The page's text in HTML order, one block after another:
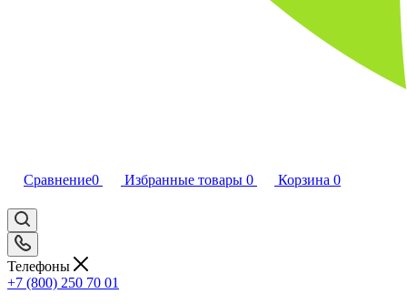
Сравнение0 Избранные товары 0 Корзина 0
Телефоны
+7 (800) 250 70 01